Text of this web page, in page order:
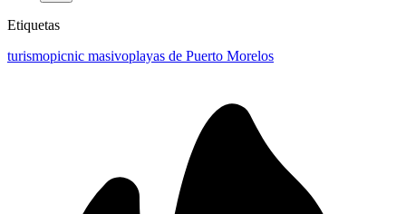
Etiquetas
turismopicnic masivoplayas de Puerto Morelos